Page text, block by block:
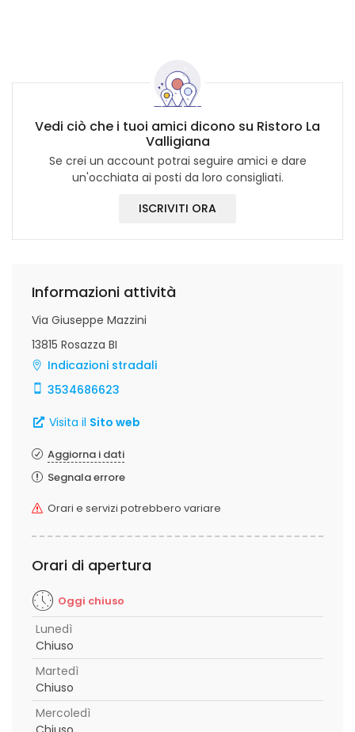
Vedi ciò che i tuoi amici dicono su Ristoro La
Valligiana
Se crei un account potrai seguire amici e dare
un'occhiata ai posti da loro consigliati.
ISCRIVITI ORA
Informazioni attività
Via Giuseppe Mazzini
13815 Rosazza BI
Indicazioni stradali
3534686623
Visita il Sito web
Aggiorna i dati
Segnala errore
Orari e servizi potrebbero variare
Orari di apertura
Oggi chiuso
Lunedì
Chiuso
Martedì
Chiuso
Mercoledì